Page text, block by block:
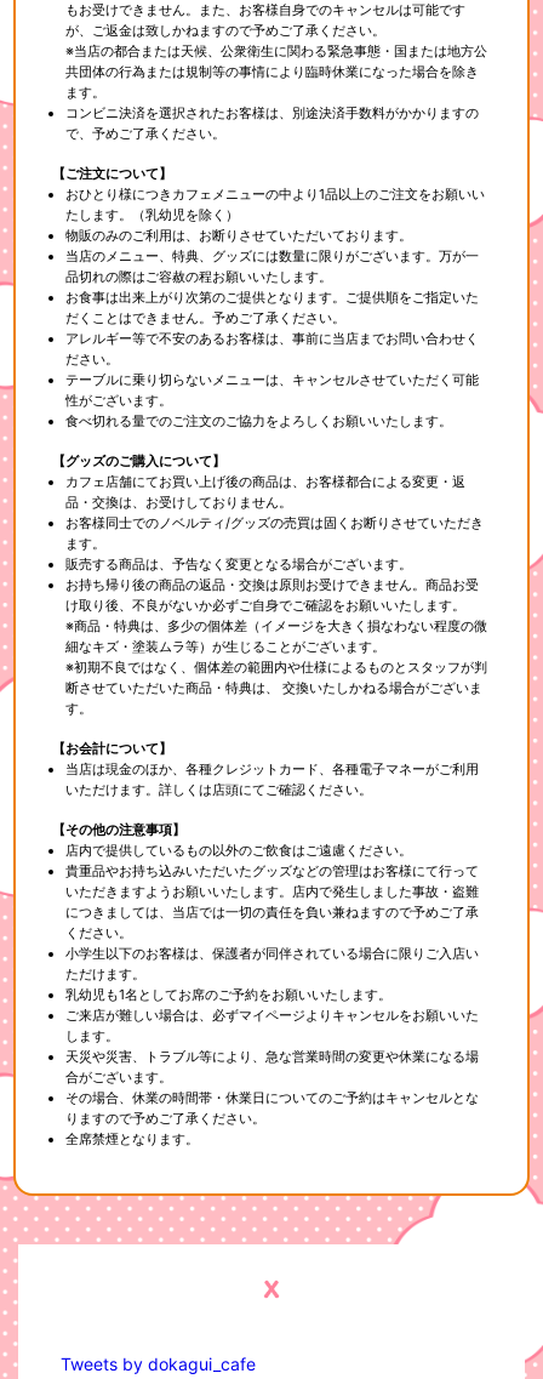
もお受けできません。また、お客様自身でのキャンセルは可能です
が、ご返金は致しかねますので予めご了承ください。
※当店の都合または天候、公衆衛生に関わる緊急事態・国または地方公
共団体の行為または規制等の事情により臨時休業になった場合を除き
ます。
コンビニ決済を選択されたお客様は、別途決済手数料がかかりますの
で、予めご了承ください。
【ご注文について】
おひとり様につきカフェメニューの中より1品以上のご注文をお願いい
たします。（乳幼児を除く）
物販のみのご利用は、お断りさせていただいております。
当店のメニュー、特典、グッズには数量に限りがございます。万が一
品切れの際はご容赦の程お願いいたします。
お食事は出来上がり次第のご提供となります。ご提供順をご指定いた
だくことはできません。予めご了承ください。
アレルギー等で不安のあるお客様は、事前に当店までお問い合わせく
ださい。
テーブルに乗り切らないメニューは、キャンセルさせていただく可能
性がございます。
食べ切れる量でのご注文のご協力をよろしくお願いいたします。
【グッズのご購入について】
カフェ店舗にてお買い上げ後の商品は、お客様都合による変更・返
品・交換は、お受けしておりません。
お客様同士でのノベルティ/グッズの売買は固くお断りさせていただき
ます。
販売する商品は、予告なく変更となる場合がございます。
お持ち帰り後の商品の返品・交換は原則お受けできません。商品お受
け取り後、不良がないか必ずご自身でご確認をお願いいたします。
※商品・特典は、多少の個体差（イメージを大きく損なわない程度の微
細なキズ・塗装ムラ等）が生じることがございます。
※初期不良ではなく、個体差の範囲内や仕様によるものとスタッフが判
断させていただいた商品・特典は、 交換いたしかねる場合がございま
す。
【お会計について】
当店は現金のほか、各種クレジットカード、各種電子マネーがご利用
いただけます。詳しくは店頭にてご確認ください。
【その他の注意事項】
店内で提供しているもの以外のご飲食はご遠慮ください。
貴重品やお持ち込みいただいたグッズなどの管理はお客様にて行って
いただきますようお願いいたします。店内で発生しました事故・盗難
につきましては、当店では一切の責任を負い兼ねますので予めご了承
ください。
小学生以下のお客様は、保護者が同伴されている場合に限りご入店い
ただけます。
乳幼児も1名としてお席のご予約をお願いいたします。
ご来店が難しい場合は、必ずマイページよりキャンセルをお願いいた
します。
天災や災害、トラブル等により、急な営業時間の変更や休業になる場
合がございます。
その場合、休業の時間帯・休業日についてのご予約はキャンセルとな
りますので予めご了承ください。
全席禁煙となります。
Tweets by dokagui_cafe